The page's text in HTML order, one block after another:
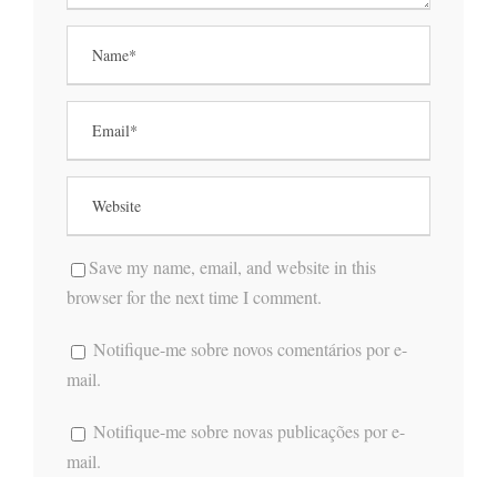
Save my name, email, and website in this
browser for the next time I comment.
Notifique-me sobre novos comentários por e-
mail.
Notifique-me sobre novas publicações por e-
mail.